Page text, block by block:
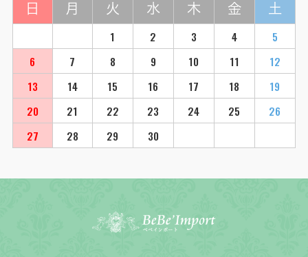
日 月 火 水 木 金 土
1 2 3 4
5
6
7 8 9 10 11
12
13
14 15 16 17 18
19
20
21 22 23 24 25
26
27
28 29 30